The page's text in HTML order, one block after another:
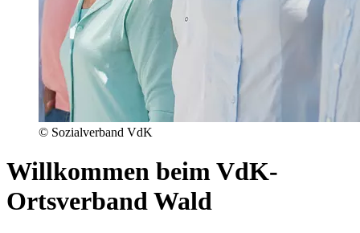
© Sozialverband VdK
Willkommen beim VdK-
Ortsverband Wald